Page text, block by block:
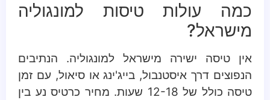
כמה עולות טיסות למונגוליה
מישראל?
אין טיסה ישירה מישראל למונגוליה. הנתיבים
הנפוצים דרך איסטנבול, בייג'ינג או סיאול, עם זמן
טיסה כולל של 12-18 שעות. מחיר כרטיס נע בין